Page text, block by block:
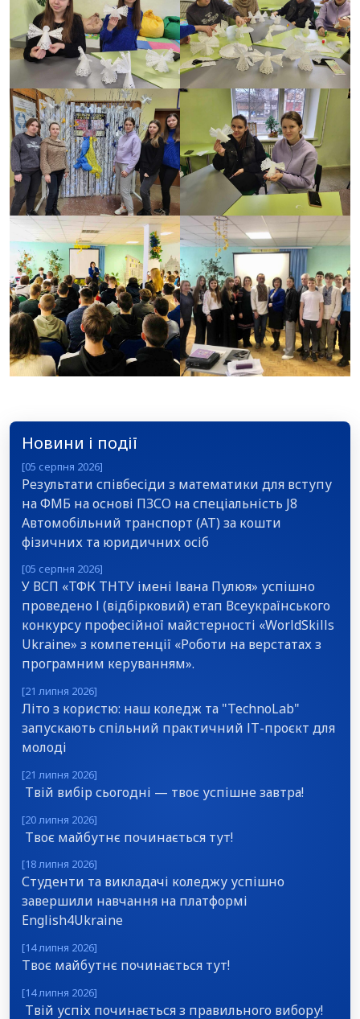
Новини і події
[05 серпня 2026]
Результати співбесіди з математики для вступу
на ФМБ на основі ПЗСО на спеціальність J8
Автомобільний транспорт (АТ) за кошти
фізичних та юридичних осіб
[05 серпня 2026]
У ВСП «ТФК ТНТУ імені Івана Пулюя» успішно
проведено І (відбірковий) етап Всеукраїнського
конкурсу професійної майстерності «WorldSkills
Ukraine» з компетенції «Роботи на верстатах з
програмним керуванням».
[21 липня 2026]
Літо з користю: наш коледж та "TechnoLab"
запускають спільний практичний ІТ-проєкт для
молоді
[21 липня 2026]
Твій вибір сьогодні — твоє успішне завтра!
[20 липня 2026]
Твоє майбутнє починається тут!
[18 липня 2026]
Студенти та викладачі коледжу успішно
завершили навчання на платформі
English4Ukraine
[14 липня 2026]
Твоє майбутнє починається тут!
[14 липня 2026]
Твій успіх починається з правильного вибору!